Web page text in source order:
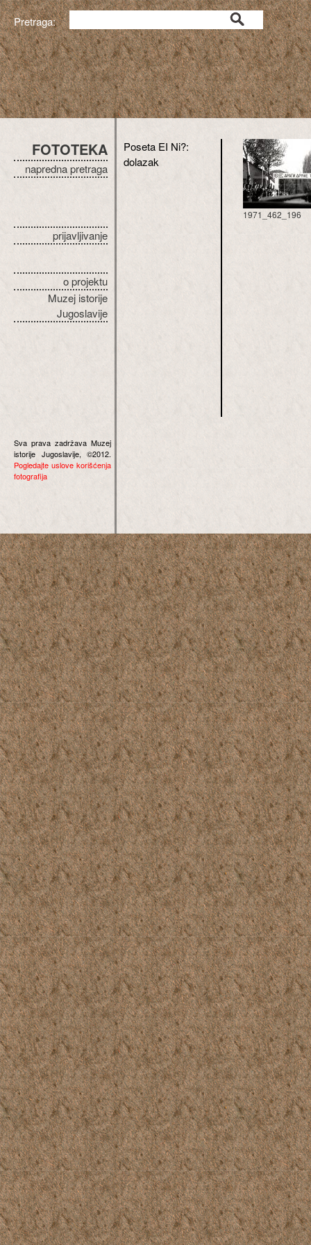
Pretraga:
FOTOTEKA
napredna pretraga
prijavljivanje
o projektu
Muzej istorije
Jugoslavije
Sva prava zadržava Muzej
istorije Jugoslavije, ©2012.
Pogledajte uslove korišćenja
fotografija
Poseta EI Ni?:
dolazak
1971_462_196